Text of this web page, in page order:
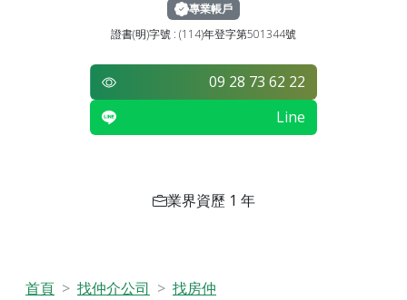
專業帳戶
證書(明)字號 : (114)年登字第501344號
09 28 73 62 22
Line
業界資歷 1 年
首頁 找仲介公司
找房仲